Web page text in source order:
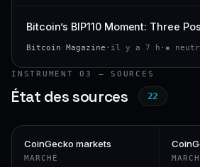
Bitcoin’s BIP110 Moment: Three
Bitcoin Magazine · il y a 7 h · ▪
INSTRUMENT 03 — SOURCES
État des sources 22
CoinGecko markets
MARCHÉ